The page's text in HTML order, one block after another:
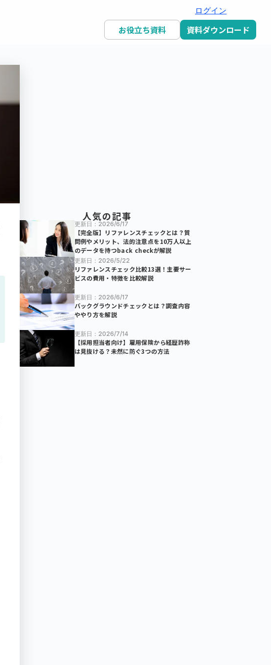
ログイン
お役立ち資料 資料ダウンロード
人気の記事
更新日：2026/6/17
【完全版】リファレンスチェックとは？質
問例やメリット、法的注意点を10万人以上
のデータを持つback checkが解説
更新日：2026/5/22
リファレンスチェック比較13選！主要サー
ビスの費用・特徴を比較解説
更新日：2026/6/17
バックグラウンドチェックとは？調査内容
ややり方を解説
更新日：2026/7/14
【採用担当者向け】雇用保険から経歴詐称
は見抜ける？未然に防ぐ3つの方法